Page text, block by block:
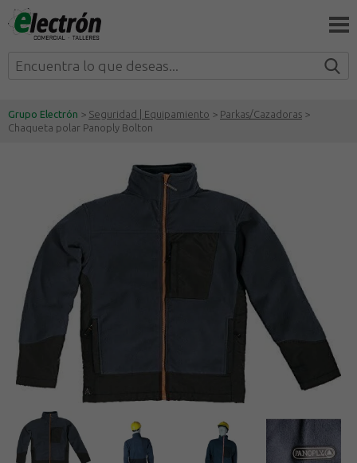
Grupo Electrón > Seguridad | Equipamiento > Parkas/Cazadoras >
Chaqueta polar Panoply Bolton